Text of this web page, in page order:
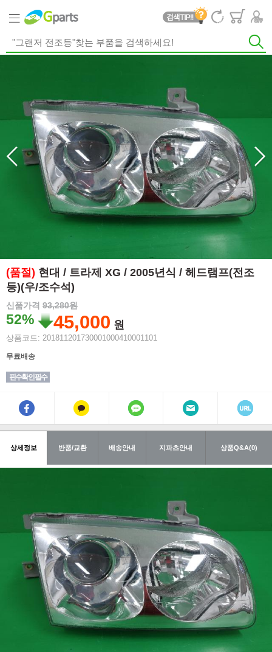
(품절) 현대 / 트라제 XG / 2005년식 / 헤드램프(전조
등)(우/조수석)
신품가격 93,280원
52% 45,000 원
상품코드: 201811201730001000410001101
무료배송
핀수확인 필수
상세정보 반품/교환 배송안내 지파츠안내 상품Q&A(0)